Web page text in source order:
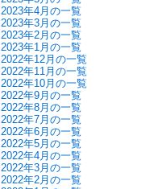
2023年4月の一覧
2023年3月の一覧
2023年2月の一覧
2023年1月の一覧
2022年12月の一覧
2022年11月の一覧
2022年10月の一覧
2022年9月の一覧
2022年8月の一覧
2022年7月の一覧
2022年6月の一覧
2022年5月の一覧
2022年4月の一覧
2022年3月の一覧
2022年2月の一覧